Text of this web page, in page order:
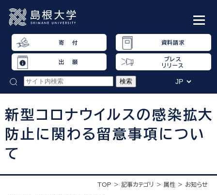
寄 付 資料請求
出 願
プレス
リリース
新型コロナウイルスの感染拡大
防止に関わる留意事項につい
て
TOP 記事カテゴリ 属性 お知らせ